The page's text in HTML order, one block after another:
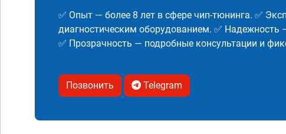
✅ Опыт — более 8 лет в сфере чип-тюнинга. ✅
диагностическим оборудованием. ✅ Надежность
✅ Прозрачность — подробные консультации и
Позвонить Telegram